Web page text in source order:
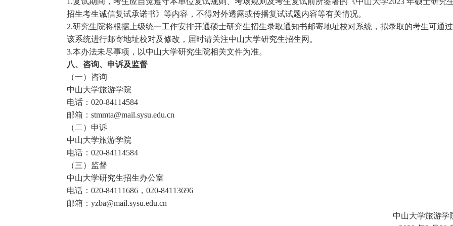
招生考生诚信复试承诺书》等内容，不得对外透露或传播复试试题内容等有关情况。
2.研究生院将根据上级统一工作安排开通硕士研究生招生录取通知书邮寄地址校对系统，拟录取的考生可通过
该系统进行邮寄地址校对及修改，届时请关注中山大学研究生招生网。
3.本办法未尽事项，以中山大学研究生院相关文件为准。
八、咨询、申诉及监督
（一）咨询
中山大学旅游学院
电话：020-84114584
邮箱：stmmta@mail.sysu.edu.cn
（二）申诉
中山大学旅游学院
电话：020-84114584
（三）监督
中山大学研究生招生办公室
电话：020-84111686，020-84113696
邮箱：yzba@mail.sysu.edu.cn
中山大学旅游学